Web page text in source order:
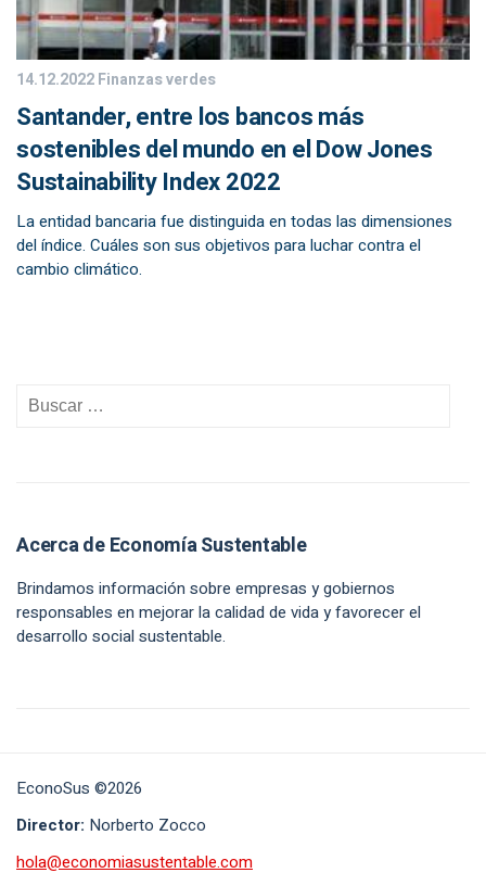
14.12.2022Finanzas verdes
Santander, entre los bancos más
sostenibles del mundo en el Dow Jones
Sustainability Index 2022
La entidad bancaria fue distinguida en todas las dimensiones
del índice. Cuáles son sus objetivos para luchar contra el
cambio climático.
Acerca de Economía Sustentable
Brindamos información sobre empresas y gobiernos
responsables en mejorar la calidad de vida y favorecer el
desarrollo social sustentable.
EconoSus ©2026
Director: Norberto Zocco
hola@economiasustentable.com